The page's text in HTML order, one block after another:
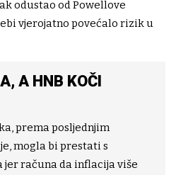
odustao od Powellove
vjerojatno povećalo rizik u
A HNB KOČI
prema posljednjim
mogla bi prestati s
računa da inflacija više